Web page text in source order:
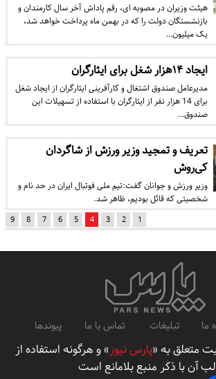
هیئت وزیران در مصوبه ای، رقم پاداش آخر سال کارمندان و
بازنشستگان دولت را که در بهمن ماه پرداخت خواهد شد،
یک میلیون…
ایجاد ۱۴هزار شغل برای ایثارگران
مدیرعامل صندوق اشتغال و کارآفرینی ایثارگران از ایجاد شغل
برای 14 هزار نفر از ایثارگران با استفاده از تسهیلات این
صندوق…
تعریف و تمجید وزیر ورزش از شاگردان
کی‌روش
وزیر ورزش و جوانان گفت:‌تیم ملی فوتبال ایران در حد نام و
شخصیتی که قائل بودیم، ظاهر شد.
1
2
3
4
5
6
7
8
9
ما تبلیغات تماس با ما پیوندها
متعلق به «پارس نیوز» و هرگونه استفاده از
آن با ذکر منبع بلامانع است